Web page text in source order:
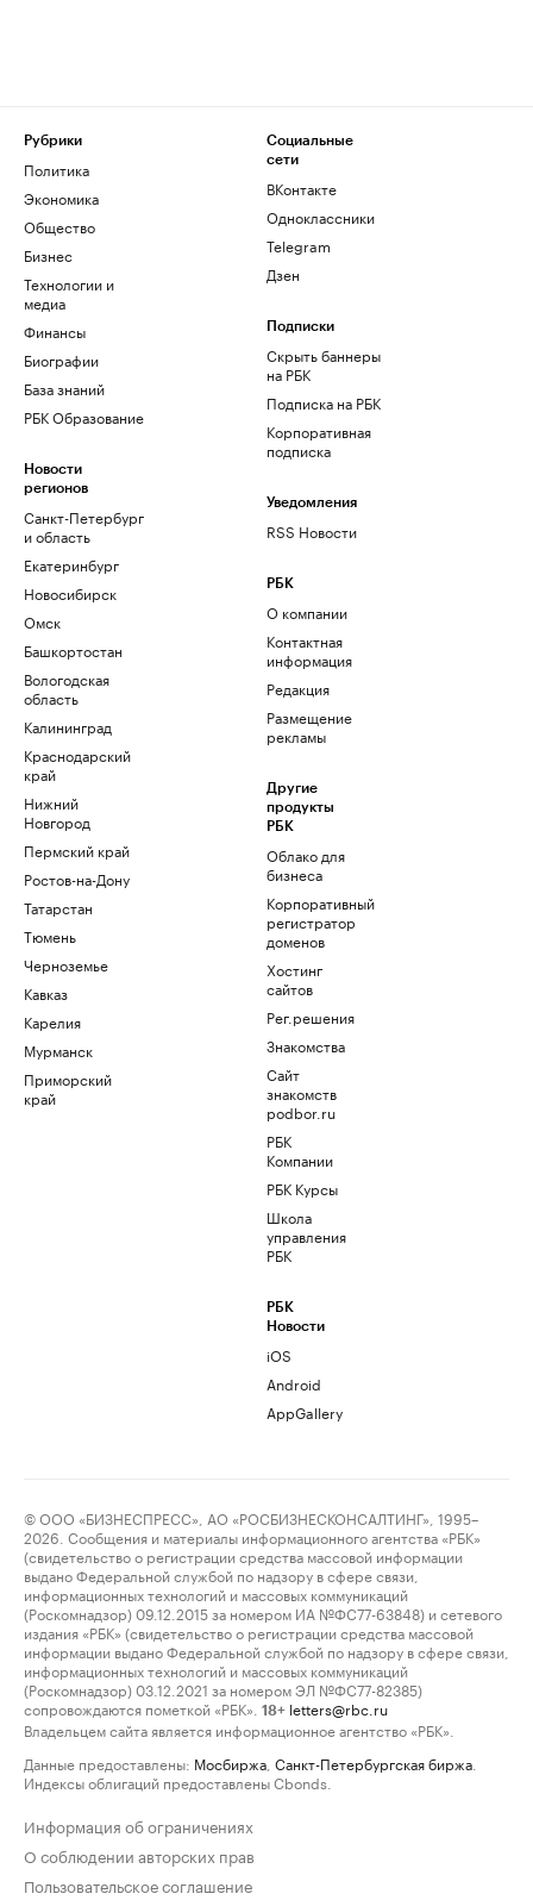
Рубрики
Политика
Экономика
Общество
Бизнес
Технологии и
медиа
Финансы
Биографии
База знаний
РБК Образование
Новости
регионов
Санкт-Петербург
и область
Екатеринбург
Новосибирск
Омск
Башкортостан
Вологодская
область
Калининград
Краснодарский
край
Нижний
Новгород
Пермский край
Ростов-на-Дону
Татарстан
Тюмень
Черноземье
Кавказ
Карелия
Мурманск
Приморский
край
Социальные
сети
ВКонтакте
Одноклассники
Telegram
Дзен
Подписки
Скрыть баннеры
на РБК
Подписка на РБК
Корпоративная
подписка
Уведомления
RSS Новости
РБК
О компании
Контактная
информация
Редакция
Размещение
рекламы
Другие
продукты
РБК
Облако для
бизнеса
Корпоративный
регистратор
доменов
Хостинг
сайтов
Рег.решения
Знакомства
Сайт
знакомств
podbor.ru
РБК
Компании
РБК Курсы
Школа
управления
РБК
РБК
Новости
iOS
Android
AppGallery
© ООО «БИЗНЕСПРЕСС», АО «РОСБИЗНЕСКОНСАЛТИНГ», 1995–
2026. Сообщения и материалы информационного агентства «РБК»
(свидетельство о регистрации средства массовой информации
выдано Федеральной службой по надзору в сфере связи,
информационных технологий и массовых коммуникаций
(Роскомнадзор) 09.12.2015 за номером ИА №ФС77-63848) и сетевого
издания «РБК» (свидетельство о регистрации средства массовой
информации выдано Федеральной службой по надзору в сфере связи,
информационных технологий и массовых коммуникаций
(Роскомнадзор) 03.12.2021 за номером ЭЛ №ФС77-82385)
сопровождаются пометкой «РБК».
18+ letters@rbc.ru
Владельцем сайта является информационное агентство «РБК».
Данные предоставлены: Мосбиржа Санкт-Петербургская биржа
Индексы облигаций предоставлены Cbonds.
Информация об ограничениях
О соблюдении авторских прав
Пользовательское соглашение